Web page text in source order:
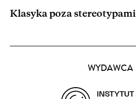
Klasyka poza stereotypami
WYDAWCA